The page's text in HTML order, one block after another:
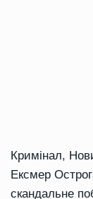
Кримінал,
Ексмер
скандальне